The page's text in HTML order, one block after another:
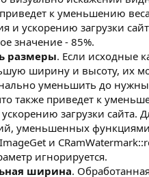
к уменьшению
и ускорению загрузки
значение - 85%.
размеры. Если исходные
ширину и высоту, их
уменьшить до
также приведет к
загрузки сайта.
уменьшенных функциями
и
игнорируется.
ширина.